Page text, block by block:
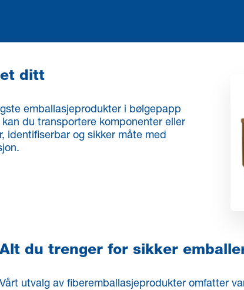
ditt
emballasjeprodukter i bølgepapp
du transportere komponenter eller
identifiserbar og sikker måte med
Alt du trenger for sikker
Vårt utvalg av fiberemballasjeprodukter omfatter